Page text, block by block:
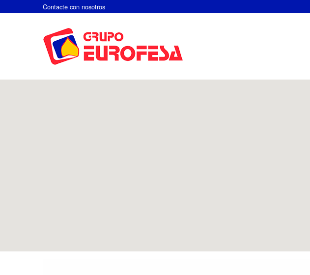
Contacte con nosotros